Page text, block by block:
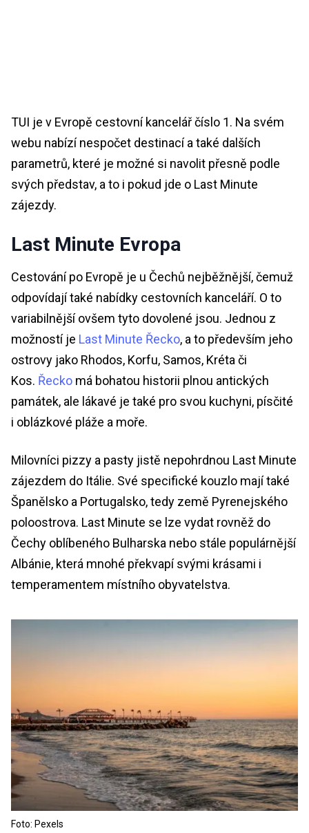
TUI je v Evropě cestovní kancelář číslo 1. Na svém
webu nabízí nespočet destinací a také dalších
parametrů, které je možné si navolit přesně podle
svých představ, a to i pokud jde o Last Minute
zájezdy.
Last Minute Evropa
Cestování po Evropě je u Čechů nejběžnější, čemuž
odpovídají také nabídky cestovních kanceláří. O to
variabilnější ovšem tyto dovolené jsou. Jednou z
možností je Last Minute Řecko, a to především jeho
ostrovy jako Rhodos, Korfu, Samos, Kréta či
Kos. Řecko má bohatou historii plnou antických
památek, ale lákavé je také pro svou kuchyni, písčité
i oblázkové pláže a moře.
Milovníci pizzy a pasty jistě nepohrdnou Last Minute
zájezdem do Itálie. Své specifické kouzlo mají také
Španělsko a Portugalsko, tedy země Pyrenejského
poloostrova. Last Minute se lze vydat rovněž do
Čechy oblíbeného Bulharska nebo stále populárnější
Albánie, která mnohé překvapí svými krásami i
temperamentem místního obyvatelstva.
Foto: Pexels